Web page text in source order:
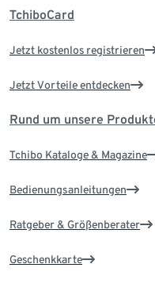
TchiboCard
Jetzt kostenlos registrieren
Jetzt Vorteile entdecken
Rund um unsere
Tchibo Kataloge & Magazine
Bedienungsanleitungen
Ratgeber & Größenberater
Geschenkkarte